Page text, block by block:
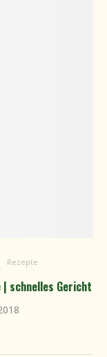
Rezepte
schnelles Gericht